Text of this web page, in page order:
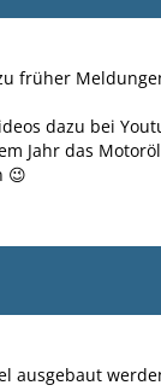
früher
dazu bei
Jahr das
😉
ausgebaut